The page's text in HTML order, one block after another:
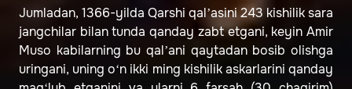
Jumladan, 1366-yilda Qarshi qal’asini 243 kishilik sara
jangchilar bilan tunda qanday zabt etgani, keyin Amir
Muso kabilarning bu qal’ani qaytadan bosib olishga
uringani, uning o‘n ikki ming kishilik askarlarini qanday